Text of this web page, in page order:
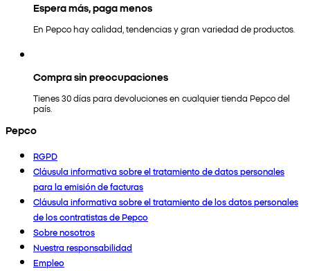
Espera más, paga menos
En Pepco hay calidad, tendencias y gran variedad de productos.
Compra sin preocupaciones
Tienes 30 días para devoluciones en cualquier tienda Pepco del
país.
Pepco
RGPD
Cláusula informativa sobre el tratamiento de datos personales
para la emisión de facturas
Cláusula informativa sobre el tratamiento de los datos personales
de los contratistas de Pepco
Sobre nosotros
Nuestra responsabilidad
Empleo